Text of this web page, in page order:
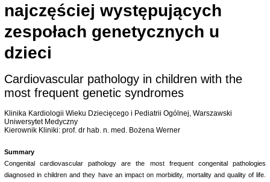
najczęściej występujących
zespołach genetycznych u
dzieci
Cardiovascular pathology in children with the
most frequent genetic syndromes
Klinika Kardiologii Wieku Dziecięcego i Pediatrii Ogólnej, Warszawski
Uniwersytet Medyczny
Kierownik Kliniki: prof. dr hab. n. med. Bożena Werner
Summary
Congenital cardiovascular pathology are the most frequent congenital pathologies
diagnosed in children and they have an impact on morbidity, mortality and quality of life.